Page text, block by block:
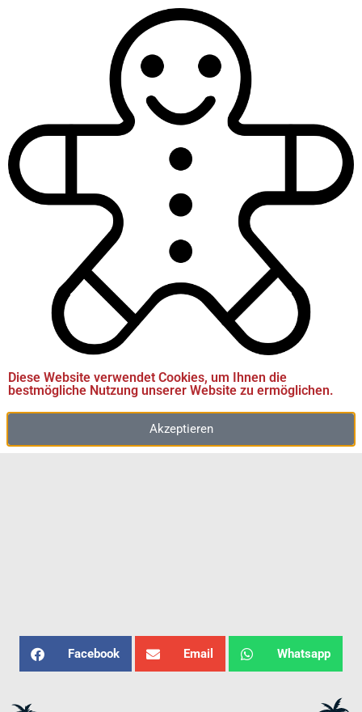
2025 Freitag & Sonntag
Fotos von ©Sampo Lenzi und ©Lyle Peterer
Facebook Email Whatsapp
Diese Website verwendet Cookies, um Ihnen die
bestmögliche Nutzung unserer Website zu ermöglichen.
Akzeptieren